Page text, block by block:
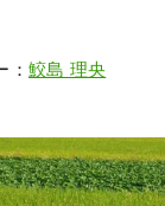
： 鮫島 理央